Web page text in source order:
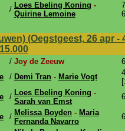
/ Loes Ebeling Koning -
Quirine Lemoine
(Oegstgeest, 26 apr -
15.000
/ Joy de Zeeuw
/ Demi Tran - Marie Vogt
/ Loes Ebeling Koning -
Sarah van Emst
/ Melissa Boyden - Maria
Fernanda Navarro